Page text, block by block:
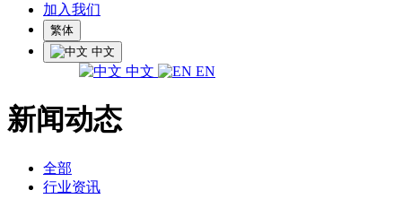
加入我们
繁体
中文
中文 EN
新闻动态
全部
行业资讯